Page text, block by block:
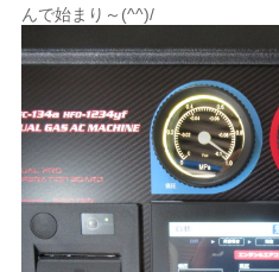
んで始まり～(^^)/